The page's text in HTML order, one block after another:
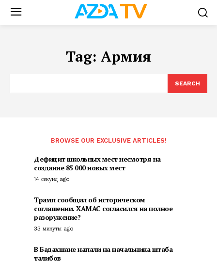
Tag: Армия
SEARCH
BROWSE OUR EXCLUSIVE ARTICLES!
Дефицит школьных мест несмотря на
создание 85 000 новых мест
14 секунд ago
Трамп сообщил об историческом
соглашении. ХАМАС согласился на полное
разоружение?
33 минуты ago
В Бадахшане напали на начальника штаба
талибов